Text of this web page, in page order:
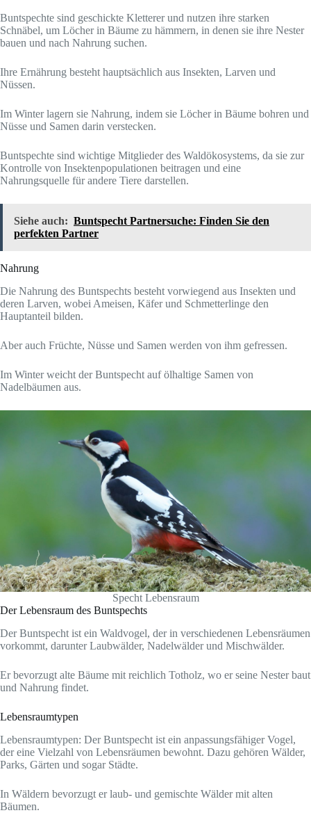
Buntspechte sind geschickte Kletterer und nutzen ihre starken
Schnäbel, um Löcher in Bäume zu hämmern, in denen sie ihre Nester
bauen und nach Nahrung suchen.
Ihre Ernährung besteht hauptsächlich aus Insekten, Larven und
Nüssen.
Im Winter lagern sie Nahrung, indem sie Löcher in Bäume bohren und
Nüsse und Samen darin verstecken.
Buntspechte sind wichtige Mitglieder des Waldökosystems, da sie zur
Kontrolle von Insektenpopulationen beitragen und eine
Nahrungsquelle für andere Tiere darstellen.
Siehe auch: Buntspecht Partnersuche: Finden Sie den
perfekten Partner
Nahrung
Die Nahrung des Buntspechts besteht vorwiegend aus Insekten und
deren Larven, wobei Ameisen, Käfer und Schmetterlinge den
Hauptanteil bilden.
Aber auch Früchte, Nüsse und Samen werden von ihm gefressen.
Im Winter weicht der Buntspecht auf ölhaltige Samen von
Nadelbäumen aus.
Specht Lebensraum
Der Lebensraum des Buntspechts
Der Buntspecht ist ein Waldvogel, der in verschiedenen Lebensräumen
vorkommt, darunter Laubwälder, Nadelwälder und Mischwälder.
Er bevorzugt alte Bäume mit reichlich Totholz, wo er seine Nester baut
und Nahrung findet.
Lebensraumtypen
Lebensraumtypen: Der Buntspecht ist ein anpassungsfähiger Vogel,
der eine Vielzahl von Lebensräumen bewohnt. Dazu gehören Wälder,
Parks, Gärten und sogar Städte.
In Wäldern bevorzugt er laub- und gemischte Wälder mit alten
Bäumen.